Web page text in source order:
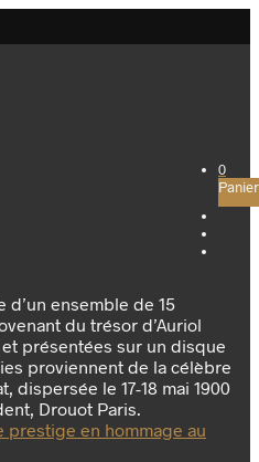
0
Panier
ensemble de 15
du trésor d’Auriol
et présentées sur un disque
proviennent de la célèbre
dispersée le 17-18 mai 1900
Drouot Paris.
prestige en hommage au